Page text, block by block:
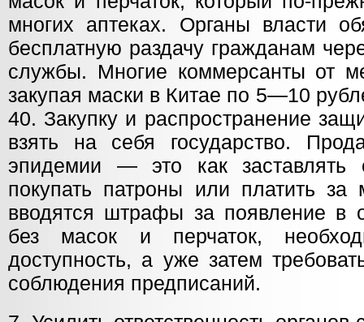
многих аптеках. Органы власти
бесплатную раздачу гражданам
службы. Многие коммерсанты от
закупая маски в Китае по 5—10
40. Закупку и распространение
взять на себя государство.
эпидемии — это как
покупать патроны или платить за
вводятся штрафы за появление в
без масок и перчаток,
доступность, а уже затем
соблюдения предписаний.